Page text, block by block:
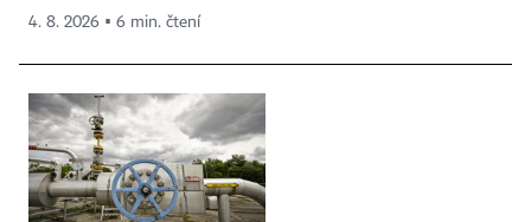
4. 8. 2026 ▪ 6 min. čtení